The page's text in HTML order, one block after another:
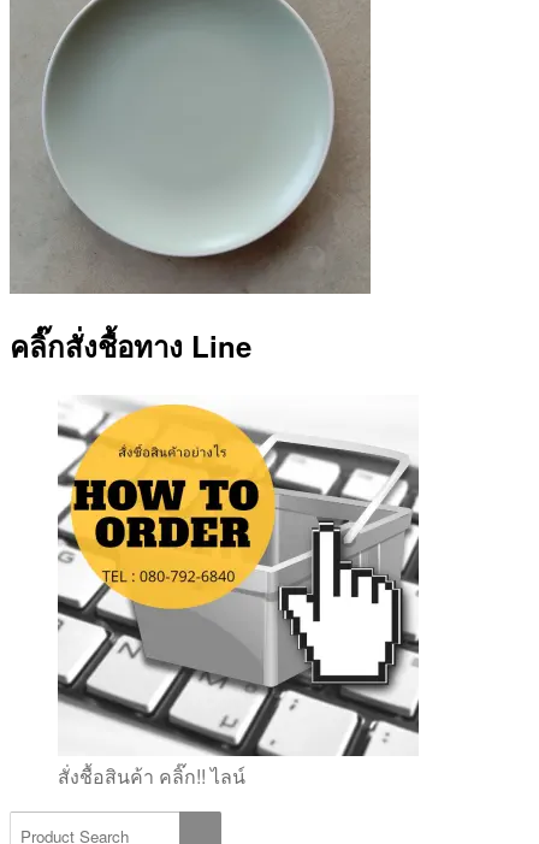
คลิ๊กสั่งชื้อทาง Line
สั่งชื้อสินค้า คลิ๊ก!! ไลน์